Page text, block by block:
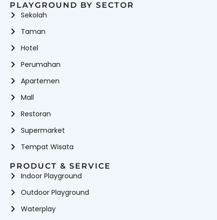
PLAYGROUND BY SECTOR
Sekolah
Taman
Hotel
Perumahan
Apartemen
Mall
Restoran
Supermarket
Tempat Wisata
PRODUCT & SERVICE
Indoor Playground
Outdoor Playground
Waterplay